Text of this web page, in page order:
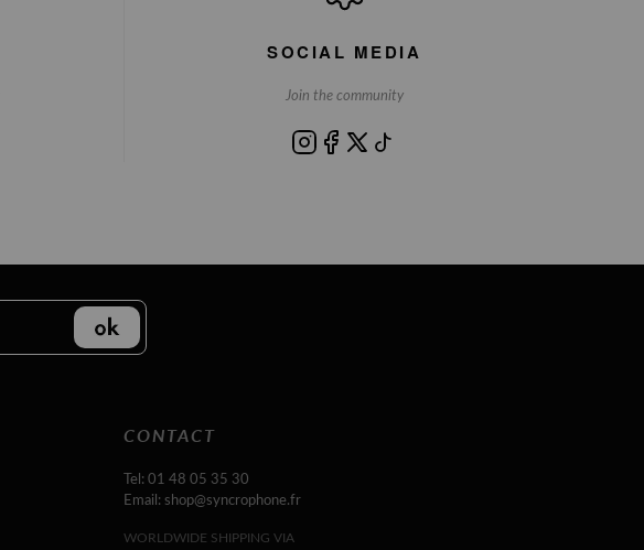
SOCIAL MEDIA
Join the community
CONTACT
Tel: 01 48 05 35 30
Email: shop@syncrophone.fr
WORLDWIDE SHIPPING VIA